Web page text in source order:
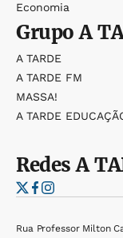
Economia
GrupoA
A TARDE
A TARDE FM
MASSA!
A TARDE
RedesA
Rua Professor Milton